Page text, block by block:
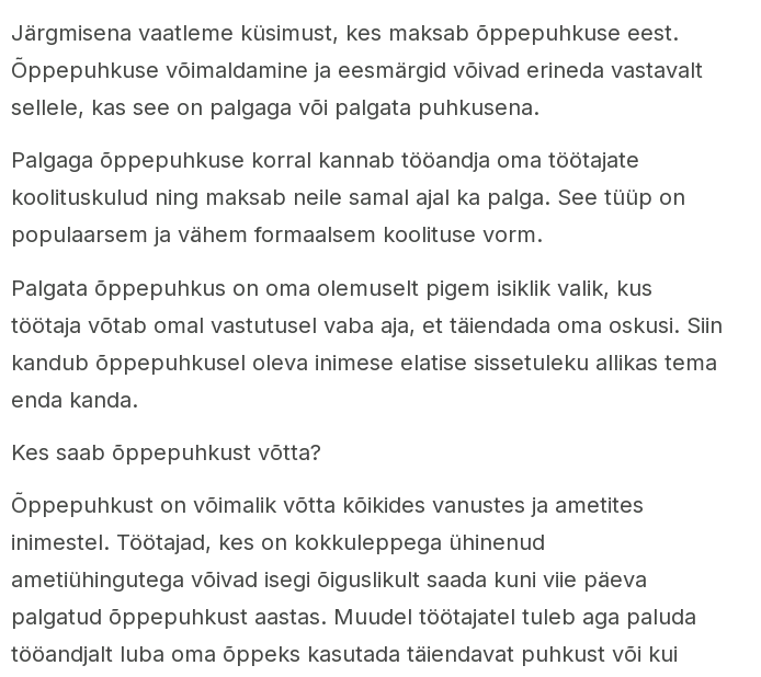
Järgmisena vaatleme küsimust, kes maksab õppepuhkuse eest.
Õppepuhkuse võimaldamine ja eesmärgid võivad erineda vastavalt
sellele, kas see on palgaga või palgata puhkusena.
Palgaga õppepuhkuse korral kannab tööandja oma töötajate
koolituskulud ning maksab neile samal ajal ka palga. See tüüp on
populaarsem ja vähem formaalsem koolituse vorm.
Palgata õppepuhkus on oma olemuselt pigem isiklik valik, kus
töötaja võtab omal vastutusel vaba aja, et täiendada oma oskusi. Siin
kandub õppepuhkusel oleva inimese elatise sissetuleku allikas tema
enda kanda.
Kes saab õppepuhkust võtta?
Õppepuhkust on võimalik võtta kõikides vanustes ja ametites
inimestel. Töötajad, kes on kokkuleppega ühinenud
ametiühingutega võivad isegi õiguslikult saada kuni viie päeva
palgatud õppepuhkust aastas. Muudel töötajatel tuleb aga paluda
tööandjalt luba oma õppeks kasutada täiendavat puhkust või kui